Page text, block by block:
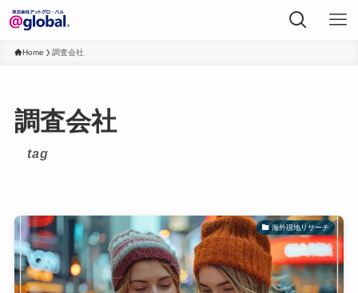
Home 調査会社
調査会社
tag
海外現地リサーチ